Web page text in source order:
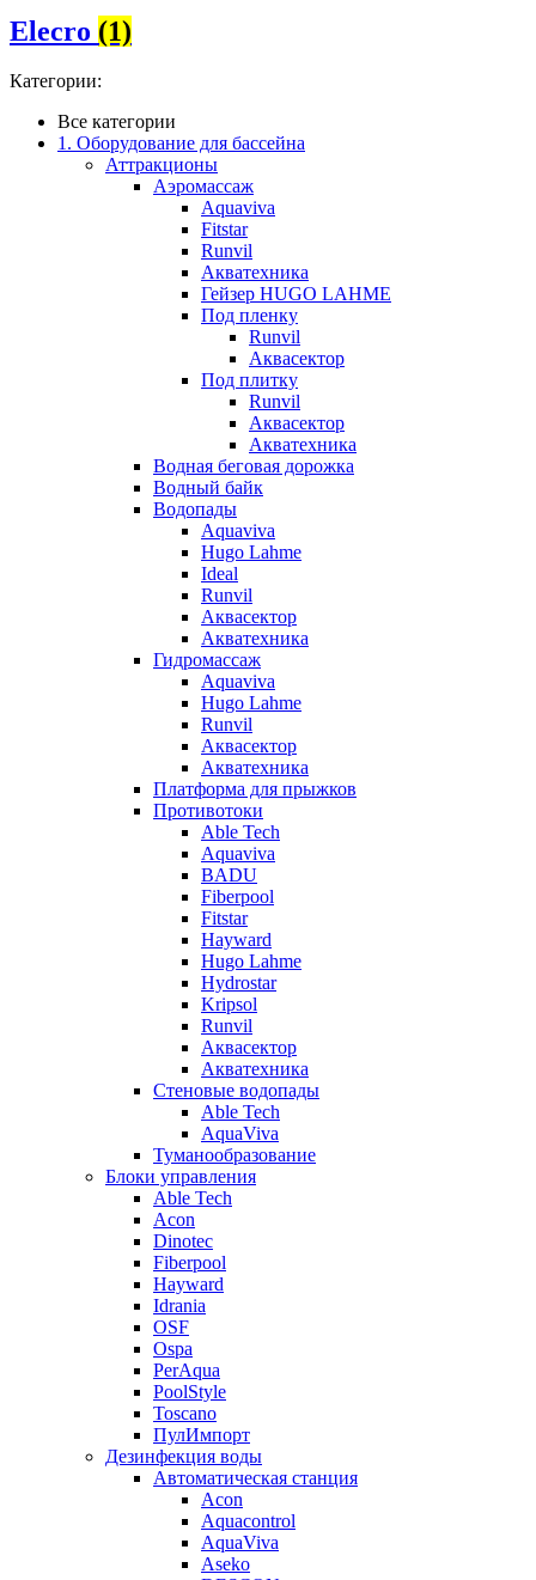
Elecro (1)
Категории:
Все категории
1. Оборудование для бассейна
Аттракционы
Аэромассаж
Aquaviva
Fitstar
Runvil
Акватехника
Гейзер HUGO LAHME
Под пленку
Runvil
Аквасектор
Под плитку
Runvil
Аквасектор
Акватехника
Водная беговая дорожка
Водный байк
Водопады
Aquaviva
Hugo Lahme
Ideal
Runvil
Аквасектор
Акватехника
Гидромассаж
Aquaviva
Hugo Lahme
Runvil
Аквасектор
Акватехника
Платформа для прыжков
Противотоки
Able Tech
Aquaviva
BADU
Fiberpool
Fitstar
Hayward
Hugo Lahme
Hydrostar
Kripsol
Runvil
Аквасектор
Акватехника
Стеновые водопады
Able Tech
AquaViva
Туманообразование
Блоки управления
Able Tech
Acon
Dinotec
Fiberpool
Hayward
Idrania
OSF
Ospa
PerAqua
PoolStyle
Toscano
ПулИмпорт
Дезинфекция воды
Автоматическая станция
Acon
Aquacontrol
AquaViva
Aseko